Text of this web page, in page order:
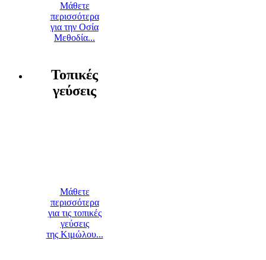
Μάθετε
περισσότερα
για την Οσία
Μεθοδία...
Τοπικές
γεύσεις
Μάθετε
περισσότερα
για τις τοπικές
γεύσεις
της Κιμώλου...